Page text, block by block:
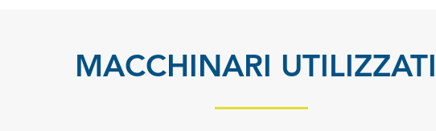
MACCHINARI UTILIZZATI